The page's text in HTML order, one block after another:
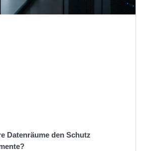
Datenräume den Schutz